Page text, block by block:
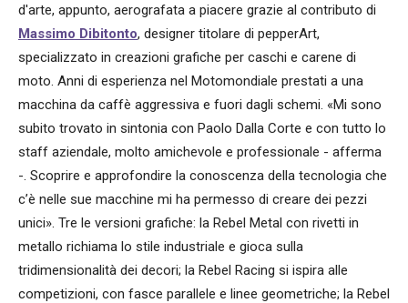
d'arte, appunto, aerografata a piacere grazie al contributo di
Massimo Dibitonto, designer titolare di pepperArt,
specializzato in creazioni grafiche per caschi e carene di
moto. Anni di esperienza nel Motomondiale prestati a una
macchina da caffè aggressiva e fuori dagli schemi. «Mi sono
subito trovato in sintonia con Paolo Dalla Corte e con tutto lo
staff aziendale, molto amichevole e professionale - afferma
-. Scoprire e approfondire la conoscenza della tecnologia che
c’è nelle sue macchine mi ha permesso di creare dei pezzi
unici». Tre le versioni grafiche: la Rebel Metal con rivetti in
metallo richiama lo stile industriale e gioca sulla
tridimensionalità dei decori; la Rebel Racing si ispira alle
competizioni, con fasce parallele e linee geometriche; la Rebel